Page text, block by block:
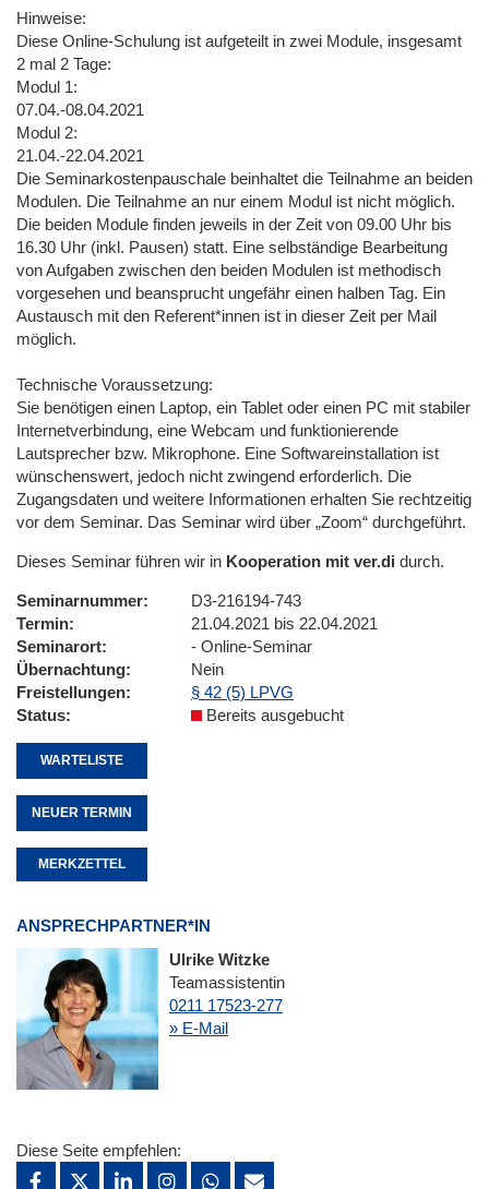
Hinweise:
Diese Online-Schulung ist aufgeteilt in zwei Module, insgesamt
2 mal 2 Tage:
Modul 1:
07.04.-08.04.2021
Modul 2:
21.04.-22.04.2021
Die Seminarkostenpauschale beinhaltet die Teilnahme an beiden
Modulen. Die Teilnahme an nur einem Modul ist nicht möglich.
Die beiden Module finden jeweils in der Zeit von 09.00 Uhr bis
16.30 Uhr (inkl. Pausen) statt. Eine selbständige Bearbeitung
von Aufgaben zwischen den beiden Modulen ist methodisch
vorgesehen und beansprucht ungefähr einen halben Tag. Ein
Austausch mit den Referent*innen ist in dieser Zeit per Mail
möglich.
Technische Voraussetzung:
Sie benötigen einen Laptop, ein Tablet oder einen PC mit stabiler
Internetverbindung, eine Webcam und funktionierende
Lautsprecher bzw. Mikrophone. Eine Softwareinstallation ist
wünschenswert, jedoch nicht zwingend erforderlich. Die
Zugangsdaten und weitere Informationen erhalten Sie rechtzeitig
vor dem Seminar. Das Seminar wird über „Zoom“ durchgeführt.
Dieses Seminar führen wir in Kooperation mit ver.di durch.
Seminarnummer
D3-216194-743
Termin
21.04.2021 bis 22.04.2021
Seminarort
- Online-Seminar
Übernachtung
Nein
Freistellungen
§ 42 (5) LPVG
Status
Bereits ausgebucht
WARTELISTE
NEUER TERMIN
MERKZETTEL
ANSPRECHPARTNER*IN
Ulrike Witzke
Teamassistentin
0211 17523-277
» E-Mail
Diese Seite empfehlen: